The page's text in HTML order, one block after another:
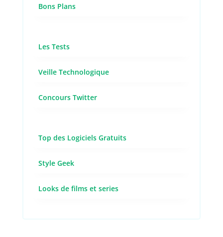
Bons Plans
Les Tests
Veille Technologique
Concours Twitter
Top des Logiciels Gratuits
Style Geek
Looks de films et series